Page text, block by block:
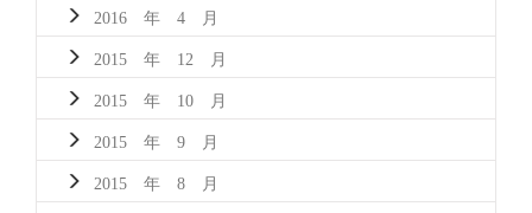
2016 年 4 月
2015 年 12 月
2015 年 10 月
2015 年 9 月
2015 年 8 月